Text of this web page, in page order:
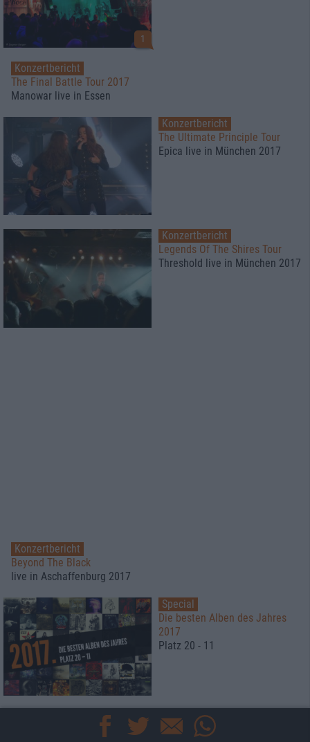
1
Konzertbericht
The Final Battle Tour 2017
Manowar live in Essen
Konzertbericht
The Ultimate Principle Tour
Epica live in München 2017
Konzertbericht
Legends Of The Shires Tour
Threshold live in München 2017
Konzertbericht
Beyond The Black
live in Aschaffenburg 2017
Special
Die besten Alben des Jahres
2017
Platz 20 - 11
Special
Die besten Alben des Jahres